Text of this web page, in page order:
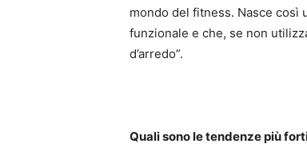
mondo del fitness. Nasce così
funzionale e che, se non
d’arredo”.
Quali sono le tendenze più